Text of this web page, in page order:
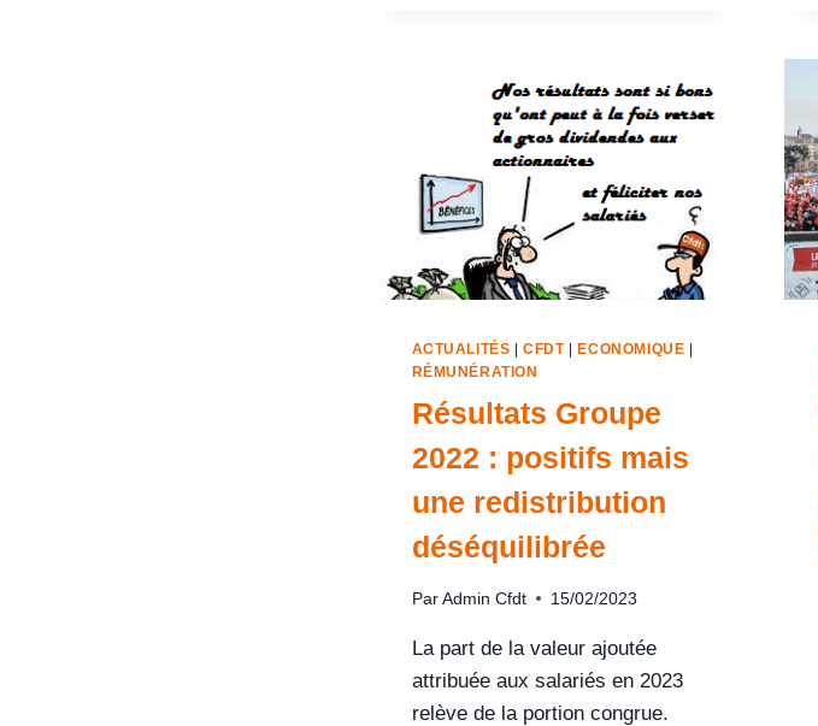
ACTUALITÉS |CFDT| ECONOMIQUE
RÉMUNÉRATION
Résultats Groupe
2022 : positifs mais
une redistribution
déséquilibrée
Par Admin Cfdt 15/02/2023
La part de la valeur ajoutée
attribuée aux salariés en 2023
relève de la portion congrue.